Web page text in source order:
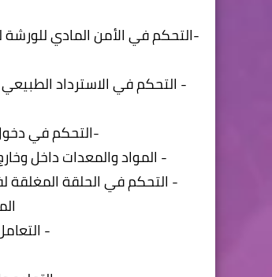
-التحكم في الأمن المادي للورشة
- التحكم في الاسترداد
-التحكم في
- المواد والمعدات داخل
- التحكم في الحلقة المغلقة
-